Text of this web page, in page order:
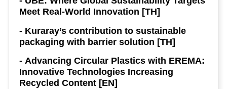
Meet Real-World Innovation [TH]
- Kuraray’s contribution to sustainable
packaging with barrier solution [TH]
- Advancing Circular Plastics with EREMA:
Innovative Technologies Increasing
Recycled Content [EN]